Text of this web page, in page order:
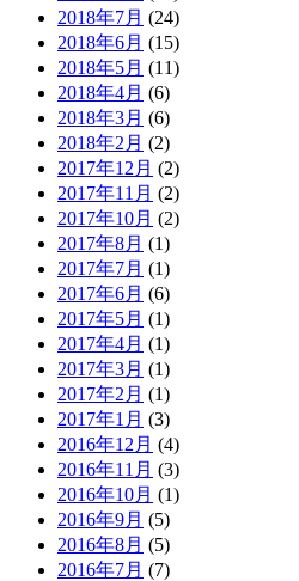
2018年7月 (24)
2018年6月 (15)
2018年5月 (11)
2018年4月 (6)
2018年3月 (6)
2018年2月 (2)
2017年12月 (2)
2017年11月 (2)
2017年10月 (2)
2017年8月 (1)
2017年7月 (1)
2017年6月 (6)
2017年5月 (1)
2017年4月 (1)
2017年3月 (1)
2017年2月 (1)
2017年1月 (3)
2016年12月 (4)
2016年11月 (3)
2016年10月 (1)
2016年9月 (5)
2016年8月 (5)
2016年7月 (7)